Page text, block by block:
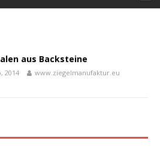
aus Backsteine
2014 www.ziegelmanufaktur.eu